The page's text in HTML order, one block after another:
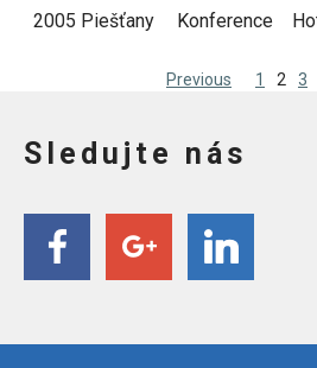
2005 Piešťany Konference
Previous 1 2 3
Sledujte nás